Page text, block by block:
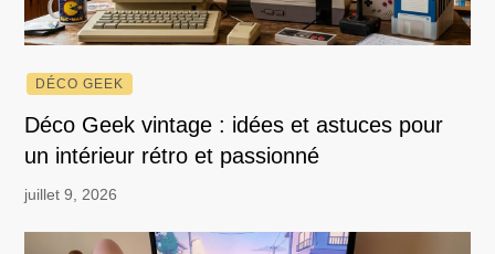
DÉCO GEEK
Déco Geek vintage : idées et astuces pour
un intérieur rétro et passionné
juillet 9, 2026